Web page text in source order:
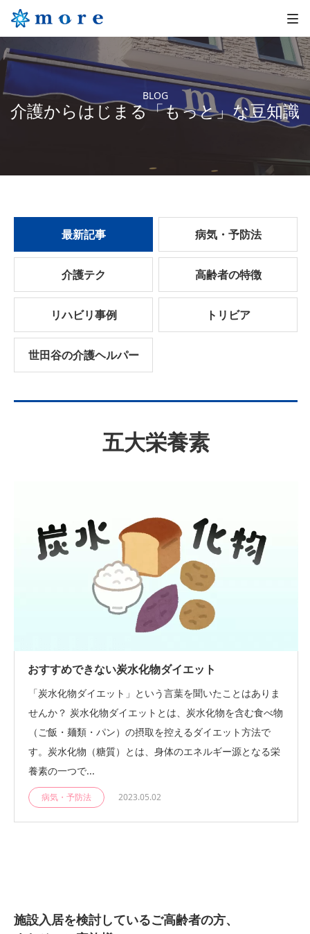
BLOG
介護からはじまる「もっと」な豆知識
最新記事 病気・予防法
介護テク 高齢者の特徴
リハビリ事例 トリビア
世田谷の介護ヘルパー
五大栄養素
おすすめできない炭水化物ダイエット
「炭水化物ダイエット」という言葉を聞いたことはありま
せんか？ 炭水化物ダイエットとは、炭水化物を含む食べ物
（ご飯・麺類・パン）の摂取を控えるダイエット方法で
す。炭水化物（糖質）とは、身体のエネルギー源となる栄
養素の一つで...
病気・予防法 2023.05.02
施設入居を検討しているご高齢者の方、